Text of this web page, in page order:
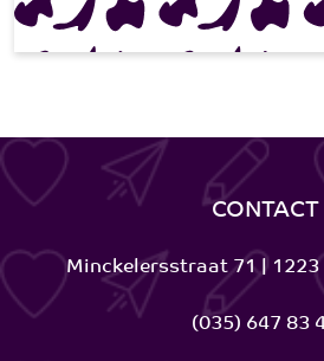
CONTACT
Minckelersstraat 71 | 1223
(035) 647 83